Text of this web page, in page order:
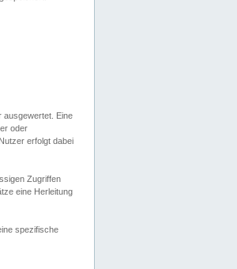
ausgewertet. Eine
oder
erfolgt dabei
Zugriffen
eine Herleitung
spezifische